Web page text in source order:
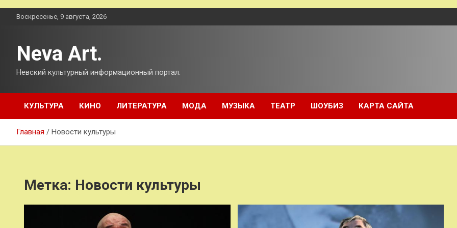
ПерейтиВоскресенье, 9 августа, 2026
Neva Art.
Невский культурный информационный портал.
КУЛЬТУРА КИНО ЛИТЕРАТУРА МОДА МУЗЫКА ТЕАТР ШОУБИЗ КАРТА САЙТА
Главная Новости культуры
Метка: Новости культуры